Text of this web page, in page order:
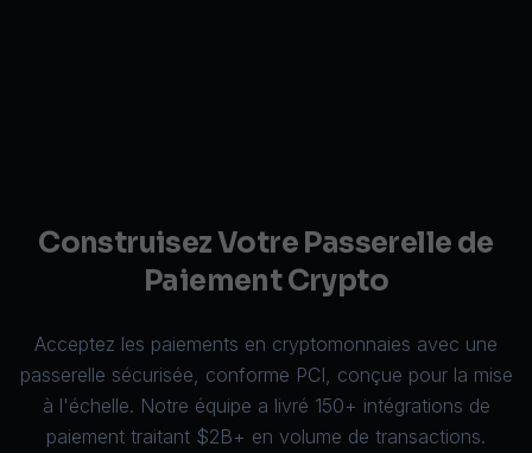
Construisez Votre Passerelle de
Paiement Crypto
Acceptez les paiements en cryptomonnaies avec une
passerelle sécurisée, conforme PCI, conçue pour la mise
à l'échelle. Notre équipe a livré 150+ intégrations de
paiement traitant $2B+ en volume de transactions.